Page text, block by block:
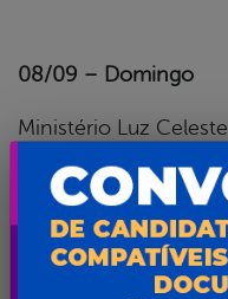
08/09 – Domingo
Ministério Luz Celeste
Ministério